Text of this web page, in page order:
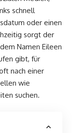
schnell
oder einen
sorgt der
Namen Eileen
gibt, für
nach einer
wie
suchen.